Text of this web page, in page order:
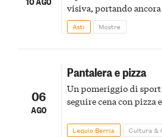
visiva, portando
della scena le
Asti Mostre
06
AGO
Pantalera e pizza
Un pomeriggio di sport
seguire cena con pizza
Lequio Berria Cultura &